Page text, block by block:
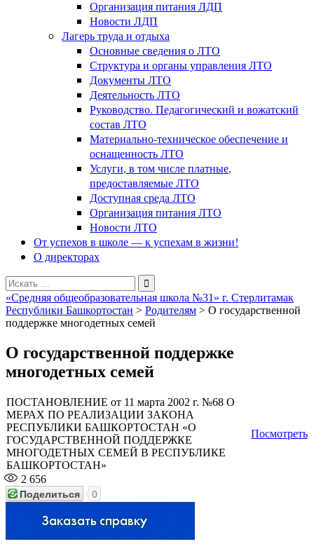
Организация питания ЛДП
Новости ЛДП
Лагерь труда и отдыха
Основные сведения о ЛТО
Структура и органы управления ЛТО
Документы ЛТО
Деятельность ЛТО
Руководство. Педагогический и вожатский
состав ЛТО
Материально-техническое обеспечение и
оснащенность ЛТО
Услуги, в том числе платные,
предоставляемые ЛТО
Доступная среда ЛТО
Организация питания ЛТО
Новости ЛТО
От успехов в школе — к успехам в жизни!
О директорах
Поиск
для:
«Средняя общеобразовательная школа №31» г. Стерлитамак
Республики Башкортостан > Родителям > О государственной
поддержке многодетных семей
О государственной поддержке
многодетных семей
ПОСТАНОВЛЕНИЕ от 11 марта 2002 г. №68 О
МЕРАХ ПО РЕАЛИЗАЦИИ ЗАКОНА
РЕСПУБЛИКИ БАШКОРТОСТАН «О
ГОСУДАРСТВЕННОЙ ПОДДЕРЖКЕ
МНОГОДЕТНЫХ СЕМЕЙ В РЕСПУБЛИКЕ
БАШКОРТОСТАН»
Посмотреть
2 656
Поделиться 0